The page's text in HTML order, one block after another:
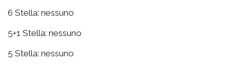
6 Stella: nessuno
5+1 Stella: nessuno
5 Stella: nessuno